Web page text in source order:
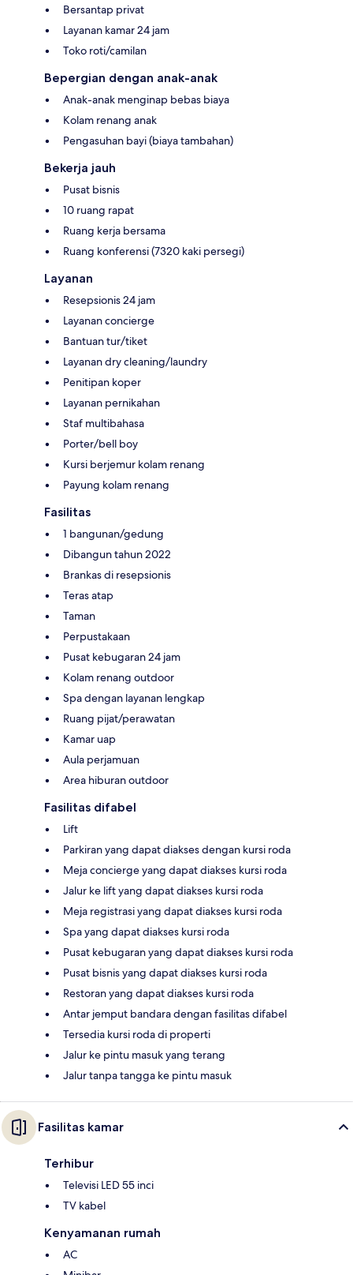
Bersantap privat
Layanan kamar 24 jam
Toko roti/camilan
Bepergian dengan anak-anak
Anak-anak menginap bebas biaya
Kolam renang anak
Pengasuhan bayi (biaya tambahan)
Bekerja jauh
Pusat bisnis
10 ruang rapat
Ruang kerja bersama
Ruang konferensi (7320 kaki persegi)
Layanan
Resepsionis 24 jam
Layanan concierge
Bantuan tur/tiket
Layanan dry cleaning/laundry
Penitipan koper
Layanan pernikahan
Staf multibahasa
Porter/bell boy
Kursi berjemur kolam renang
Payung kolam renang
Fasilitas
1 bangunan/gedung
Dibangun tahun 2022
Brankas di resepsionis
Teras atap
Taman
Perpustakaan
Pusat kebugaran 24 jam
Kolam renang outdoor
Spa dengan layanan lengkap
Ruang pijat/perawatan
Kamar uap
Aula perjamuan
Area hiburan outdoor
Fasilitas difabel
Lift
Parkiran yang dapat diakses dengan kursi roda
Meja concierge yang dapat diakses kursi roda
Jalur ke lift yang dapat diakses kursi roda
Meja registrasi yang dapat diakses kursi roda
Spa yang dapat diakses kursi roda
Pusat kebugaran yang dapat diakses kursi roda
Pusat bisnis yang dapat diakses kursi roda
Restoran yang dapat diakses kursi roda
Antar jemput bandara dengan fasilitas difabel
Tersedia kursi roda di properti
Jalur ke pintu masuk yang terang
Jalur tanpa tangga ke pintu masuk
Fasilitas kamar
Terhibur
Televisi LED 55 inci
TV kabel
Kenyamanan rumah
AC